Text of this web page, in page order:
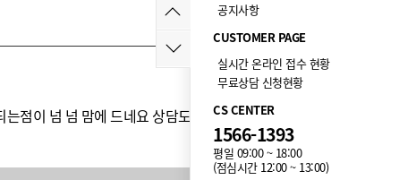
점이 넘 넘 맘에 드네요 상담도 친절하게 안내 잘해
공지사항
CUSTOMER PAGE
실시간 온라인 접수 현황
무료상담 신청현황
CS CENTER
1566-1393
평일 09:00 ~ 18:00
(점심시간 12:00 ~ 13:00)